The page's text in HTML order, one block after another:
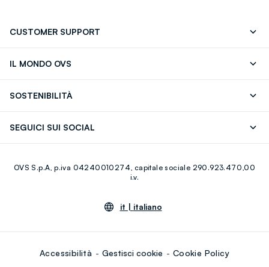
CUSTOMER SUPPORT
IL MONDO OVS
Giftcard
SOSTENIBILITÀ
SEGUICI SUI SOCIAL
Youtube Linkedin
OVS S.p.A, p.iva 04240010274, capitale sociale 290.923.470,00
i.v.
it | italiano
Accessibilità Gestisci cookie Cookie Policy